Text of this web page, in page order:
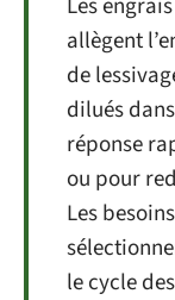
allègent
de
dilués
réponse
ou pour
Les
le cycle